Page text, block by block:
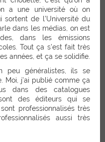
a une université où on
sortent de l’Université du
dans les médias, on est
dans les émissions
Tout ça s’est fait très
années, et ça se solidifie.
peu généralistes, ils se
Moi, j’ai publié comme ça
dans des catalogues
des éditeurs qui se
professionnalisés très
aussi très